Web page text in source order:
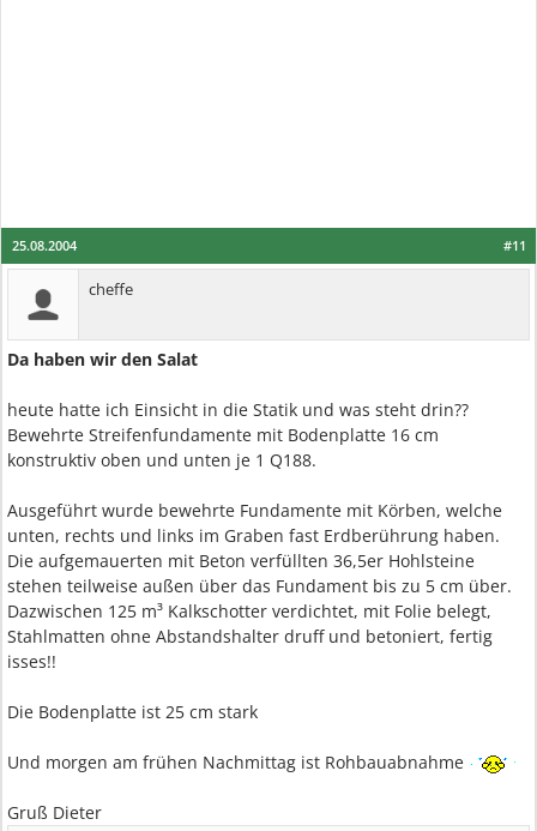
#11
25.08.2004
cheffe
Da haben wir den Salat
heute hatte ich Einsicht in die Statik und was steht drin??
Bewehrte Streifenfundamente mit Bodenplatte 16 cm
konstruktiv oben und unten je 1 Q188.
Ausgeführt wurde bewehrte Fundamente mit Körben, welche
unten, rechts und links im Graben fast Erdberührung haben.
Die aufgemauerten mit Beton verfüllten 36,5er Hohlsteine
stehen teilweise außen über das Fundament bis zu 5 cm über.
Dazwischen 125 m³ Kalkschotter verdichtet, mit Folie belegt,
Stahlmatten ohne Abstandshalter druff und betoniert, fertig
isses!!
Die Bodenplatte ist 25 cm stark
Und morgen am frühen Nachmittag ist Rohbauabnahme
Gruß Dieter